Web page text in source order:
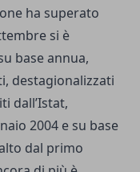
ha superato
si è
base annua,
destagionalizzati
dall’Istat,
2004 e su base
dal primo